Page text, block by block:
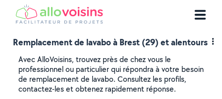
Remplacement de lavabo à Brest (29) et alentours
Avec AlloVoisins, trouvez près de chez vous le
professionnel ou particulier qui répondra à votre besoin
de remplacement de lavabo. Consultez les profils,
contactez-les et obtenez rapidement réponse.